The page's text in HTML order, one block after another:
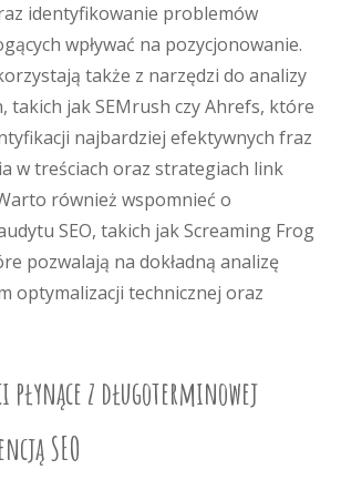
identyfikowanie problemów
wpływać na pozycjonowanie.
także z narzędzi do analizy
takich jak SEMrush czy Ahrefs, które
najbardziej efektywnych fraz
w treściach oraz strategiach link
również wspomnieć o
SEO, takich jak Screaming Frog
pozwalają na dokładną analizę
optymalizacji technicznej oraz
płynące z długoterminowej
SEO